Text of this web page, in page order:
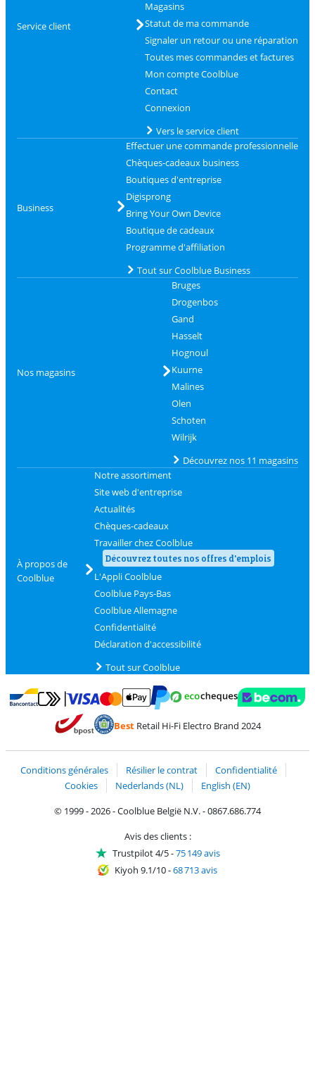
Service client
Magasins
Statut de ma commande
Signaler un retour ou une réparation
Toutes mes commandes et factures
Mon compte Coolblue
Contact
Connexion
Vers le service client
Business
Effectuer une commande professionnelle
Chèques-cadeaux business
Boutiques d'entreprise
Digisprong
Bring Your Own Device
Boutique de cadeaux
Programme d'affiliation
Tout sur Coolblue Business
Nos magasins
Bruges
Drogenbos
Gand
Hasselt
Hognoul
Kuurne
Malines
Olen
Schoten
Wilrijk
Découvrez nos 11 magasins
À propos de
Coolblue
Notre assortiment
Site web d'entreprise
Actualités
Chèques-cadeaux
Travailler chez Coolblue
Découvrez toutes nos offres d'emplois
L'Appli Coolblue
Coolblue Pays-Bas
Coolblue Allemagne
Confidentialité
Déclaration d'accessibilité
Tout sur Coolblue
Payer avec Bancontact
Payer avec MasterCard et Visa via ClickToPay
BestRetail Hi-Fi Electro Brand 2024
Conditions générales Résilier le contrat
Confidentialité
Cookies
Nederlands (NL)
English (EN)
© 1999 - 2026 - Coolblue België N.V. - 0867.686.774
Avis des clients :
Trustpilot 4/5-75 149 avis
Kiyoh 9.1/10-68 713 avis